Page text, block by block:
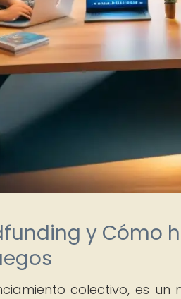
y Cómo
colectivo, es